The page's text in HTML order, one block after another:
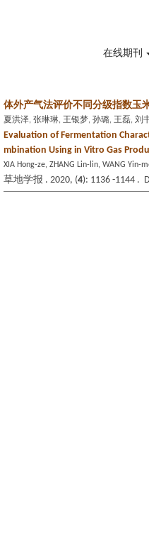
在线期刊
体外产气法评价不同分级指数玉
夏洪泽, 张琳琳, 王银梦, 孙璐, 王磊, 刘
Evaluation of Fermentation
mbination Using in Vitro Gas
XIA Hong-ze, ZHANG Lin-lin, WANG Yin-
草地学报 . 2020, (4): 1136 -1144 .